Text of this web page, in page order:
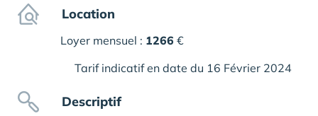
Location
Loyer mensuel : 1266 €
Tarif indicatif en date du 16 Février 2024
Descriptif